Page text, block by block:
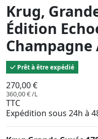
Krug,
Édition
Champagne
Prêt à être expédié
270,00 €
360,00 € /L
TTC
Expédition sous 24h à